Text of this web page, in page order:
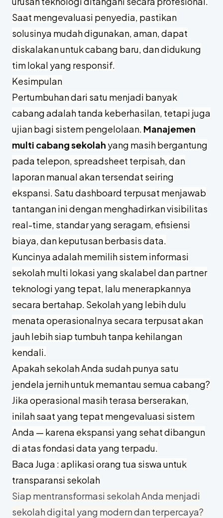
Saat mengevaluasi penyedia, pastikan
solusinya mudah digunakan, aman, dapat
diskalakan untuk cabang baru, dan didukung
tim lokal yang responsif.
Kesimpulan
Pertumbuhan dari satu menjadi banyak
cabang adalah tanda keberhasilan, tetapi juga
ujian bagi sistem pengelolaan. Manajemen
multi cabang sekolah yang masih bergantung
pada telepon, spreadsheet terpisah, dan
laporan manual akan tersendat seiring
ekspansi. Satu dashboard terpusat menjawab
tantangan ini dengan menghadirkan visibilitas
real-time, standar yang seragam, efisiensi
biaya, dan keputusan berbasis data.
Kuncinya adalah memilih sistem informasi
sekolah multi lokasi yang skalabel dan partner
teknologi yang tepat, lalu menerapkannya
secara bertahap. Sekolah yang lebih dulu
menata operasionalnya secara terpusat akan
jauh lebih siap tumbuh tanpa kehilangan
kendali.
Apakah sekolah Anda sudah punya satu
jendela jernih untuk memantau semua cabang?
Jika operasional masih terasa berserakan,
inilah saat yang tepat mengevaluasi sistem
Anda — karena ekspansi yang sehat dibangun
di atas fondasi data yang terpadu.
Baca Juga :aplikasi orang tua siswa untuk
transparansi sekolah
Siap mentransformasi sekolah Anda menjadi
sekolah digital yang modern dan terpercaya?